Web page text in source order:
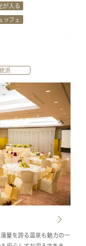
が入る
ッフェ
派
量を誇る温泉も魅力の一